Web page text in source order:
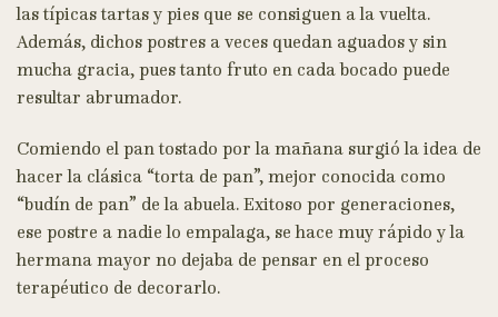
las típicas tartas y pies que se consiguen a la vuelta.
Además, dichos postres a veces quedan aguados y sin
mucha gracia, pues tanto fruto en cada bocado puede
resultar abrumador.
Comiendo el pan tostado por la mañana surgió la idea de
hacer la clásica “torta de pan”, mejor conocida como
“budín de pan” de la abuela. Exitoso por generaciones,
ese postre a nadie lo empalaga, se hace muy rápido y la
hermana mayor no dejaba de pensar en el proceso
terapéutico de decorarlo.